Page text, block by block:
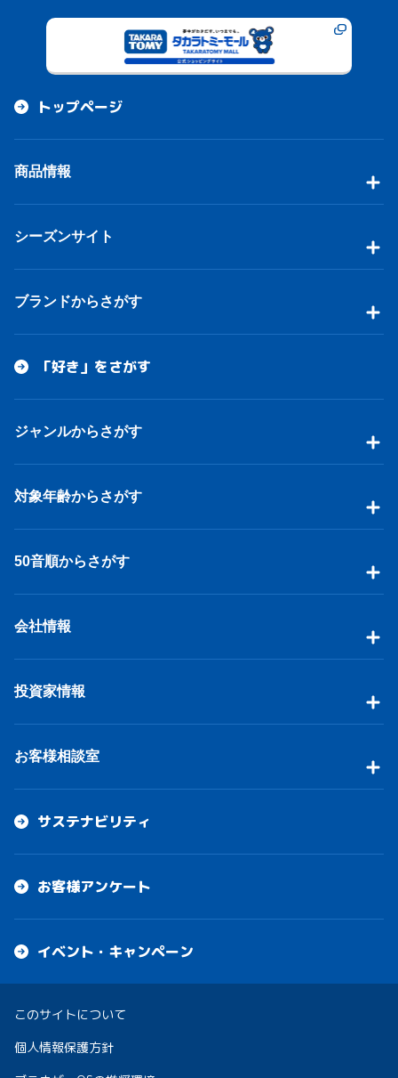
トップページ
商品情報
シーズンサイト
ブランドからさがす
「好き」をさがす
ジャンルからさがす
対象年齢からさがす
50音順からさがす
会社情報
投資家情報
お客様相談室
サステナビリティ
お客様アンケート
イベント・キャンペーン
このサイトについて
個人情報保護方針